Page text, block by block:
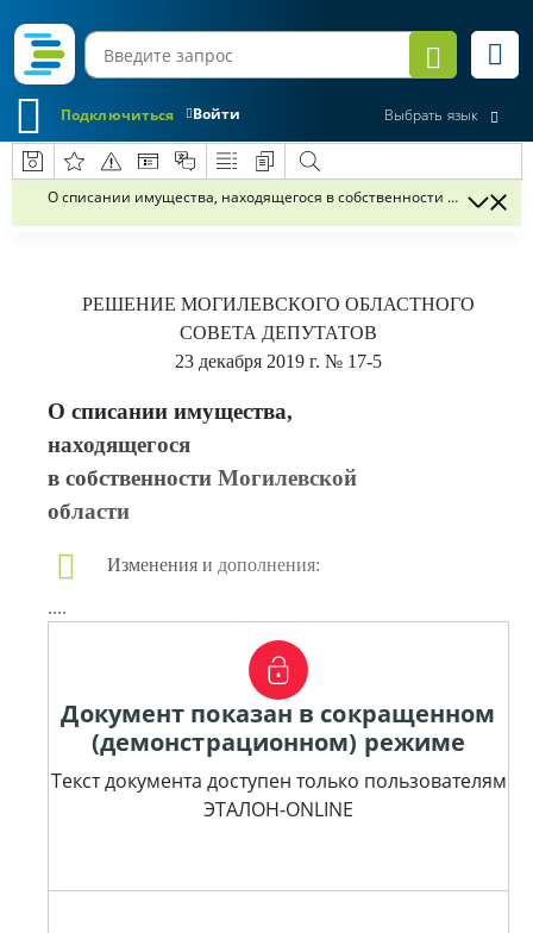
Войти
Подключиться Выбрать язык
О списании имущества, находящегося в собственности
РЕШЕНИЕ МОГИЛЕВСКОГО ОБЛАСТНОГО
СОВЕТА ДЕПУТАТОВ
23 декабря 2019 г. № 17-5
О списании имущества,
находящегося
в собственности Могилевской
области
Изменения и дополнения:
....
Документ показан в сокращенном
(демонстрационном) режиме
Текст документа доступен только пользователям
ЭТАЛОН-ONLINE